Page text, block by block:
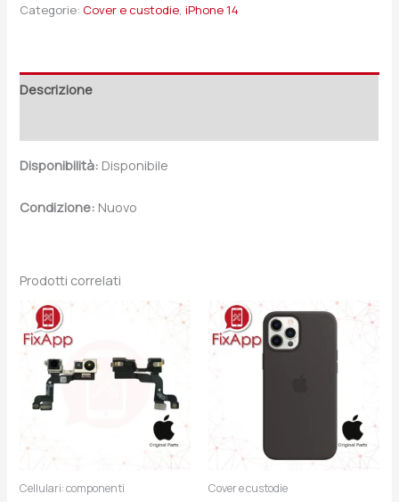
Categorie: Cover e custodie,iPhone 14
Descrizione
Disponibilità: Disponibile
Condizione: Nuovo
Prodotti correlati
Cellulari: componenti Cover e custodie